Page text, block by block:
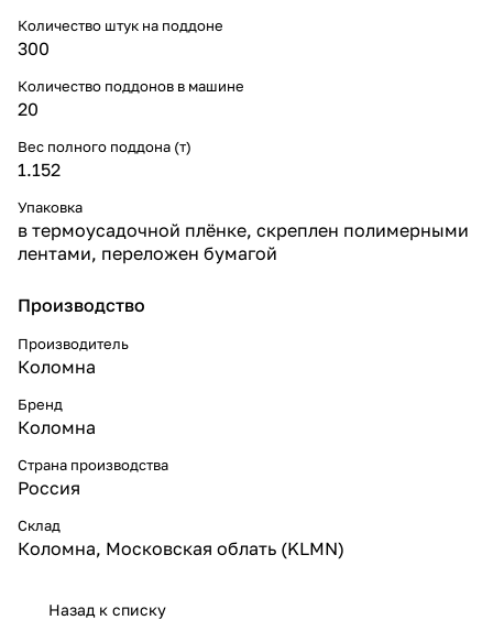
Количество штук на поддоне
300
Количество поддонов в машине
20
Вес полного поддона (т)
1.152
Упаковка
в термоусадочной плёнке, скреплен полимерными
лентами, переложен бумагой
Производство
Производитель
Коломна
Бренд
Коломна
Страна производства
Россия
Склад
Коломна, Московская облать (KLMN)
Назад к списку